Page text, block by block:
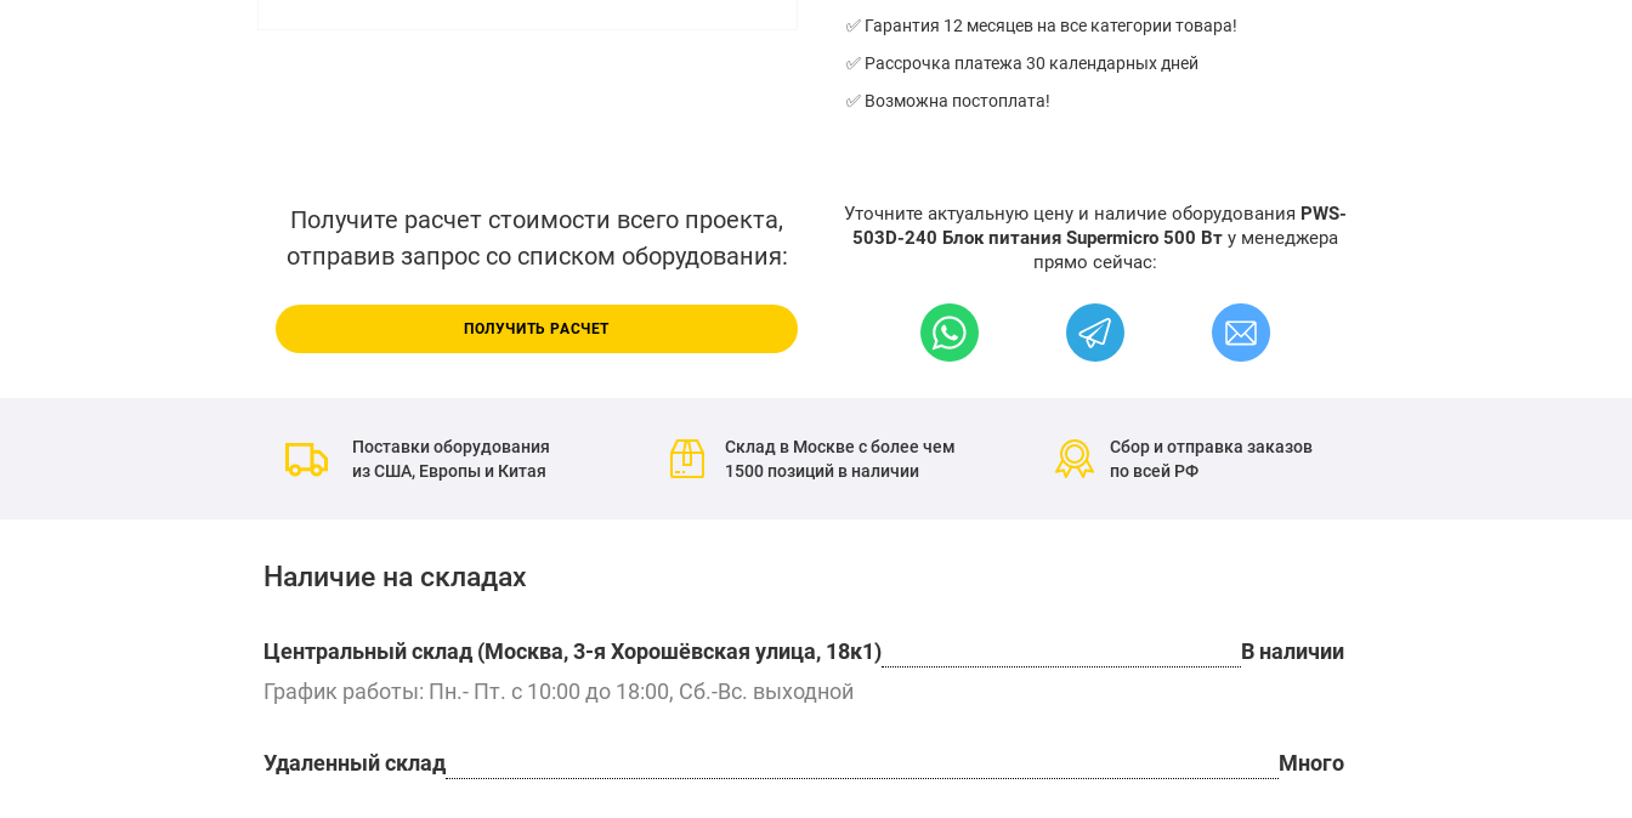
✅ Гарантия 12 месяцев на все категории товара!
✅ Рассрочка платежа 30 календарных дней
✅ Возможна постоплата!
Получите расчет стоимости всего проекта,
отправив запрос со списком оборудования:
ПОЛУЧИТЬ РАСЧЕТ
Уточните актуальную цену и наличие оборудования PWS-
503D-240 Блок питания Supermicro 500 Вт у менеджера
прямо сейчас:
Поставки оборудования
из США, Европы и Китая
Склад в Москве с более чем
1500 позиций в наличии
Сбор и отправка заказов
по всей РФ
Наличие на складах
Центральный склад (Москва, 3-я Хорошёвская улица, 18к1)
В наличии
График работы: Пн.- Пт. с 10:00 до 18:00, Сб.-Вс. выходной
Удаленный склад Много